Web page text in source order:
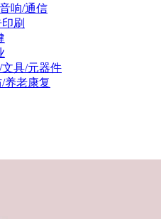
响/通信
刷
具/元器件
养老康复